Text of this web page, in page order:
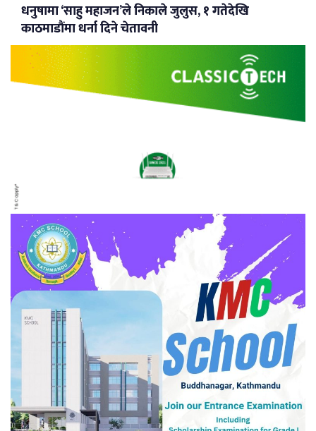
धनुषामा ‘साहु महाजन’ले निकाले जुलुस, १ गतेदेखि
काठमाडौंमा धर्ना दिने चेतावनी